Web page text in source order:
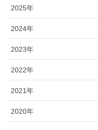
2025年
2024年
2023年
2022年
2021年
2020年